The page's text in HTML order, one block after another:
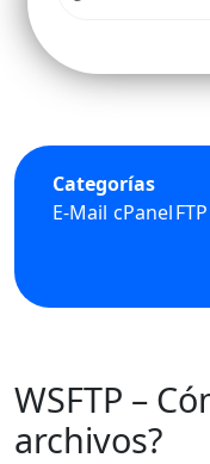
Categorías
E-Mail cPanelFTP
WSFTP –
archivos?